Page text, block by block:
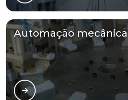
Automação mecânica